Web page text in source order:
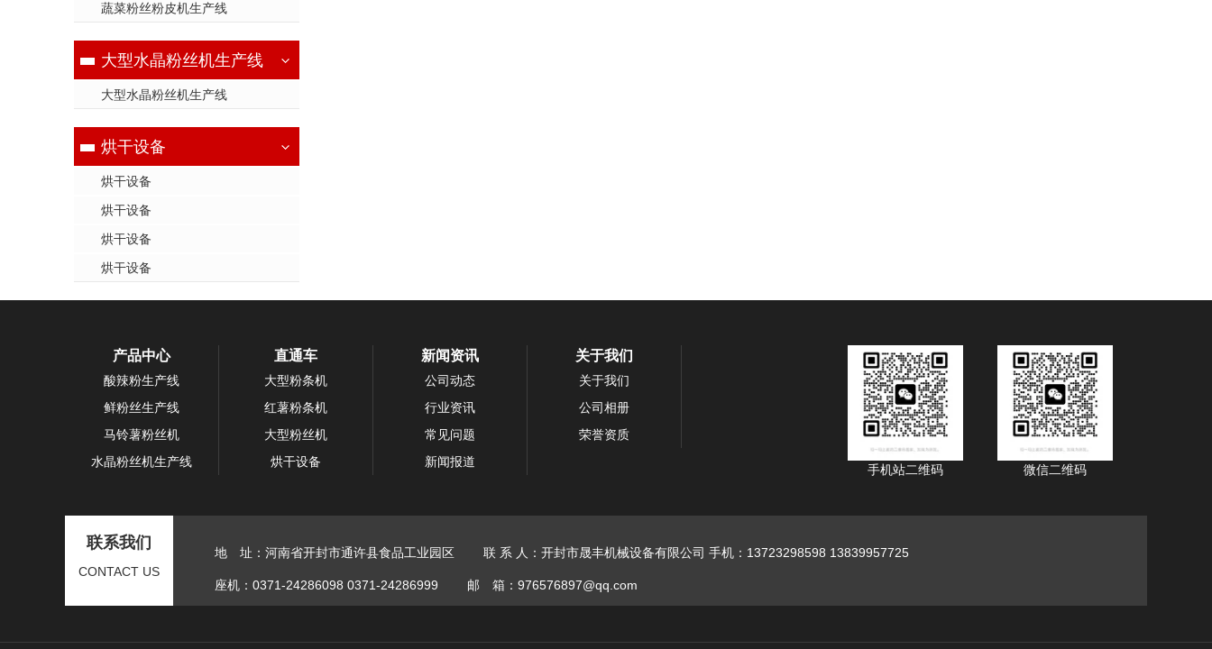
蔬菜粉丝粉皮机生产线
大型水晶粉丝机生产线
大型水晶粉丝机生产线
烘干设备
烘干设备
烘干设备
烘干设备
烘干设备
产品中心
酸辣粉生产线
鲜粉丝生产线
马铃薯粉丝机
水晶粉丝机生产线
直通车
大型粉条机
红薯粉条机
大型粉丝机
烘干设备
新闻资讯
公司动态
行业资讯
常见问题
新闻报道
关于我们
关于我们
公司相册
荣誉资质
微信二维码
手机站二维码
联系我们
CONTACT US
地 址：河南省开封市通许县食品工业园区 联 系 人：开封市晟丰机械设备有限公司 手机：13723298598 13839957725
座机：0371-24286098 0371-24286999 邮 箱：976576897@qq.com